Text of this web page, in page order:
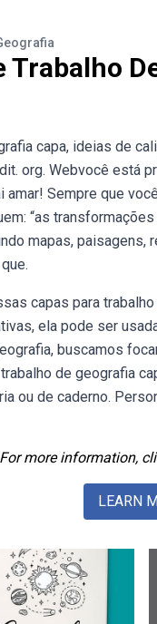
Trabalho
capa, ideias de
org. Webvocê está
Sempre que
“as
mapas, paisagens,
capas para
ela pode ser
buscamos
de geografia
ou de caderno.
For more information,
LEARN